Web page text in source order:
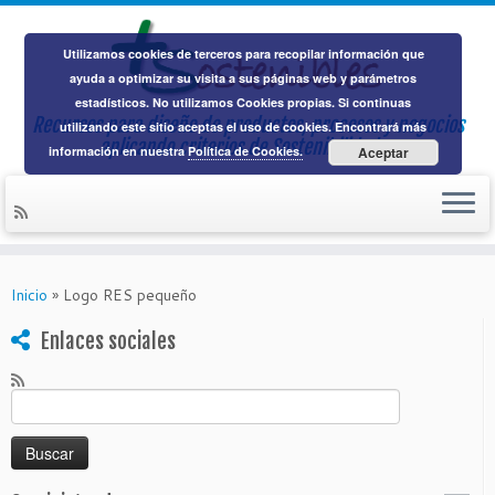
Recursos para diseño de productos, procesos y negocios
aplicandocriterios de Sostenibilidad
Inicio » Logo RES pequeño
Enlaces sociales
Utilizamos cookies de terceros para recopilar información que
ayuda a optimizar su visita a sus páginas web y parámetros
estadísticos. No utilizamos Cookies propias. Si continuas
utilizando este sitio aceptas el uso de cookies. Encontrará más
información en nuestraPolítica de Cookies. Aceptar